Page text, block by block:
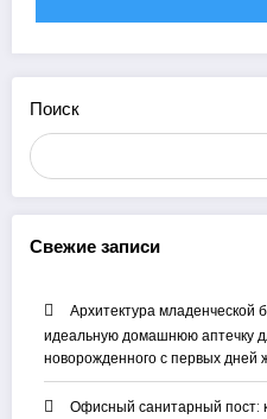
Поиск
Свежие записи
Архитектура младенческой
идеальную домашнюю аптечку
новорожденного с первых дней
Офисный санитарный пост: